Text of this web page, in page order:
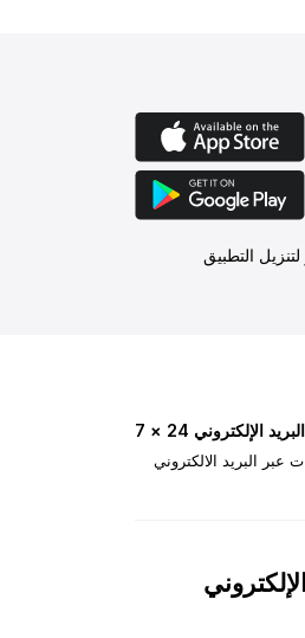
التطبيق
الإلكتروني 24 × 7
عبر البريد الالكتروني